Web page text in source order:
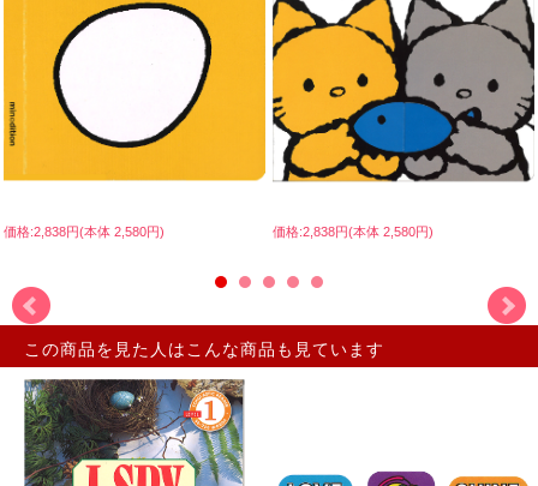
価格:2,838円(本体 2,580円) 価格:2,838円(本体 2,580円)
この商品を見た人はこんな商品も見ています